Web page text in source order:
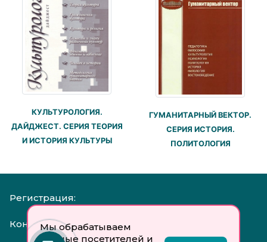
Мы обрабатываем
данные посетителей и
КУЛЬТУРОЛОГИЯ.
ДАЙДЖЕСТ. СЕРИЯ ТЕОРИЯ
И ИСТОРИЯ КУЛЬТУРЫ
ГУМАНИТАРНЫЙ ВЕКТОР.
СЕРИЯ ИСТОРИЯ.
ПОЛИТОЛОГИЯ
Регистрация:
Контакты: